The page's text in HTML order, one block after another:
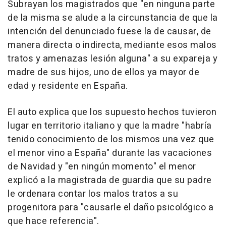
Subrayan los magistrados que "en ninguna parte
de la misma se alude a la circunstancia de que la
intención del denunciado fuese la de causar, de
manera directa o indirecta, mediante esos malos
tratos y amenazas lesión alguna" a su expareja y
madre de sus hijos, uno de ellos ya mayor de
edad y residente en España.
El auto explica que los supuesto hechos tuvieron
lugar en territorio italiano y que la madre "habría
tenido conocimiento de los mismos una vez que
el menor vino a España" durante las vacaciones
de Navidad y "en ningún momento" el menor
explicó a la magistrada de guardia que su padre
le ordenara contar los malos tratos a su
progenitora para "causarle el daño psicológico a
que hace referencia".